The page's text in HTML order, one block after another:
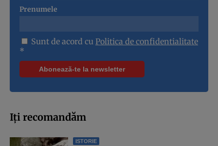
Prenumele
Sunt de acord cu Politica de confidentialitate
*
Iți recomandăm
ISTORIE